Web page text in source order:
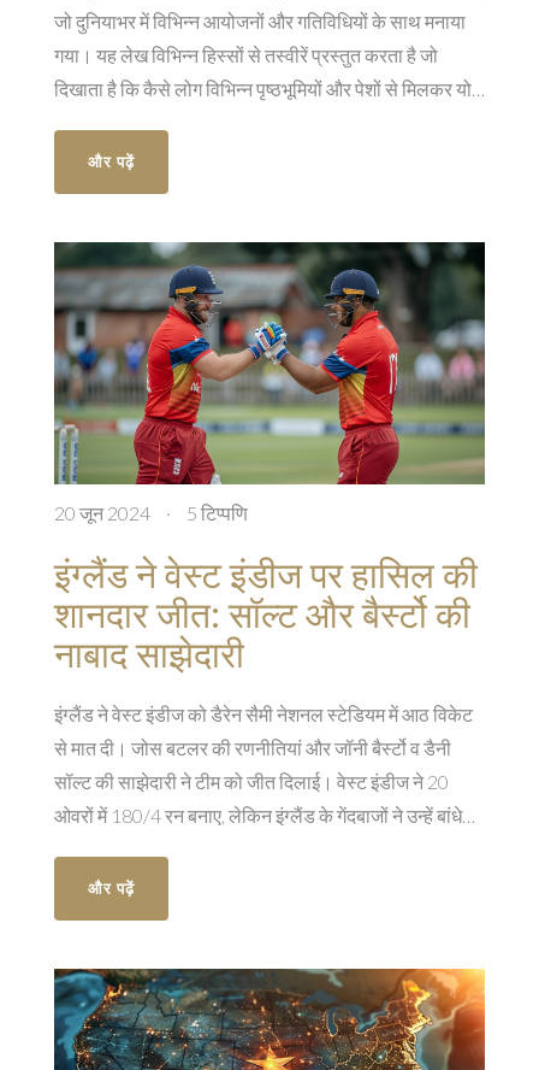
जो दुनियाभर में विभिन्न आयोजनों और गतिविधियों के साथ मनाया
गया। यह लेख विभिन्न हिस्सों से तस्वीरें प्रस्तुत करता है जो
दिखाता है कि कैसे लोग विभिन्न पृष्ठभूमियों और पेशों से मिलकर योग
और पढ़ें
20 जून 2024 · 5 टिप्पणि
इंग्लैंड ने वेस्ट इंडीज पर हासिल की
शानदार जीत: सॉल्ट और बैर्स्टो की
नाबाद साझेदारी
इंग्लैंड ने वेस्ट इंडीज को डैरेन सैमी नेशनल स्टेडियम में आठ विकेट
से मात दी। जोस बटलर की रणनीतियां और जॉनी बैर्स्टो व डैनी
सॉल्ट की साझेदारी ने टीम को जीत दिलाई। वेस्ट इंडीज ने 20
ओवरों में 180/4 रन बनाए, लेकिन इंग्लैंड के गेंदबाजों ने उन्हें बांधे
और पढ़ें